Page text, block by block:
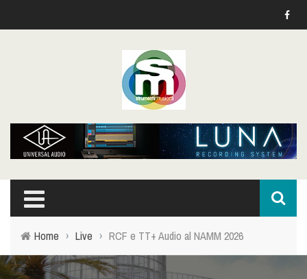
Home › Live › RCF e TT+ Audio al NAMM 2026